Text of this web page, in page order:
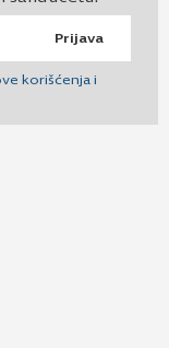
Prijava
korišćenja i